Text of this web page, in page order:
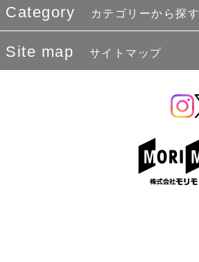
Category カテゴリーから探す
Site map サイトマップ